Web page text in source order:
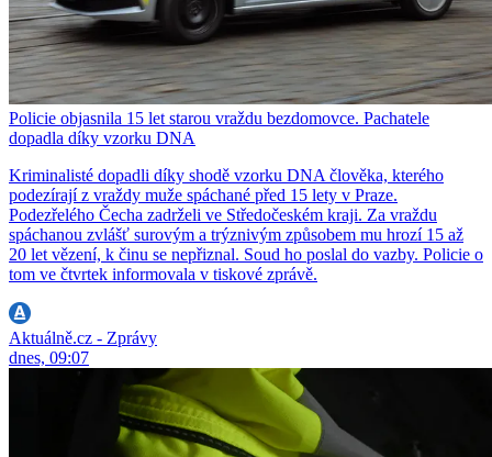
Policie objasnila 15 let starou vraždu bezdomovce. Pachatele
dopadla díky vzorku DNA
Kriminalisté dopadli díky shodě vzorku DNA člověka, kterého
podezírají z vraždy muže spáchané před 15 lety v Praze.
Podezřelého Čecha zadrželi ve Středočeském kraji. Za vraždu
spáchanou zvlášť surovým a trýznivým způsobem mu hrozí 15 až
20 let vězení, k činu se nepřiznal. Soud ho poslal do vazby. Policie o
tom ve čtvrtek informovala v tiskové zprávě.
Aktuálně.cz - Zprávy
dnes, 09:07